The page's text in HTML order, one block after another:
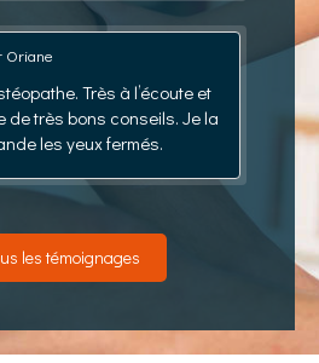
Oriane
Très à l’écoute et
de très bons conseils. Je la
les yeux fermés.
les témoignages